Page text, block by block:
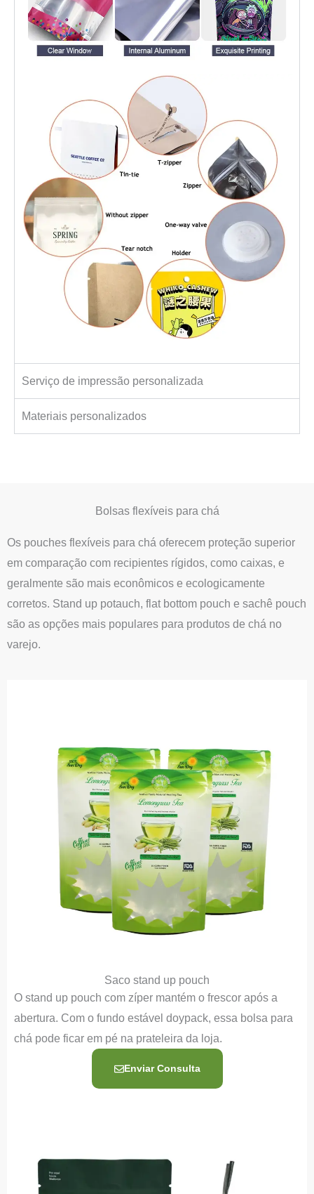
Serviço de impressão personalizada
Materiais personalizados
Bolsas flexíveis para chá
Os pouches flexíveis para chá oferecem proteção superior
em comparação com recipientes rígidos, como caixas, e
geralmente são mais econômicos e ecologicamente
corretos. Stand up potauch, flat bottom pouch e sachê pouch
são as opções mais populares para produtos de chá no
varejo.
Saco stand up pouch
O stand up pouch com zíper mantém o frescor após a
abertura. Com o fundo estável doypack, essa bolsa para
chá pode ficar em pé na prateleira da loja.
Enviar Consulta